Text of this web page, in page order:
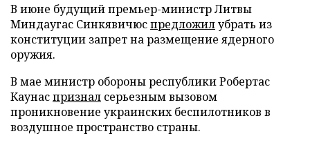
В июне будущий премьер-министр Литвы
Миндаугас Синкявичюспредложилубрать из
конституции запрет на размещение ядерного
оружия.
В мае министр обороны республики Робертас
Каунаспризнал серьезным вызовом
проникновение украинских беспилотников в
воздушное пространство страны.